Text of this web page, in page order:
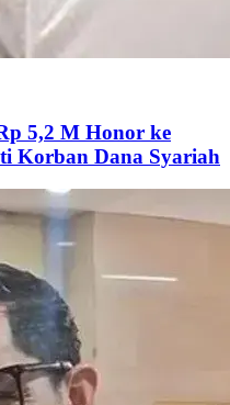
5,2 M Honor ke
Korban Dana Syariah